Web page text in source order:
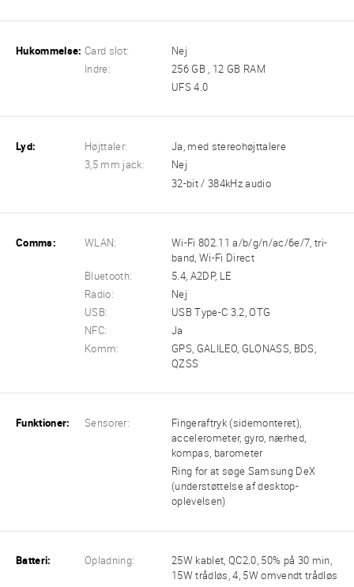
Hukommelse: Card slot:
Nej
Indre:
256 GB , 12 GB RAM
UFS 4.0
Lyd: Højttaler:
Ja, med stereohøjttalere
3,5 mm jack:
Nej
32-bit / 384kHz audio
Comms: WLAN:
Wi-Fi 802.11 a/b/g/n/ac/6e/7, tri-
band, Wi-Fi Direct
Bluetooth:
5.4, A2DP, LE
Radio:
Nej
USB:
USB Type-C 3.2, OTG
NFC:
Ja
Komm:
GPS, GALILEO, GLONASS, BDS,
QZSS
Funktioner: Sensorer:
Fingeraftryk (sidemonteret),
accelerometer, gyro, nærhed,
kompas, barometer
Ring for at søge Samsung DeX
(understøttelse af desktop-
oplevelsen)
Batteri: Opladning:
25W kablet, QC2.0, 50% på 30 min,
15W trådløs, 4, 5W omvendt trådløs